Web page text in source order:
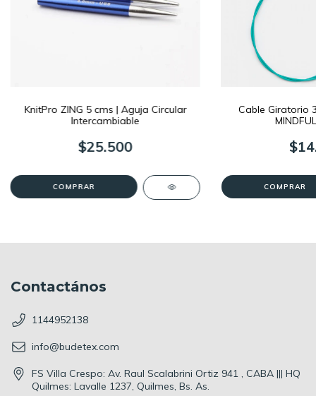
KnitPro ZING 5 cms | Aguja Circular
Intercambiable
$25.500
COMPRAR
Cable Giratorio
COMPRAR
Contactános
1144952138
info@budetex.com
FS Villa Crespo: Av. Raul Scalabrini Ortiz 941 , CABA ||| HQ
Quilmes: Lavalle 1237, Quilmes, Bs. As.